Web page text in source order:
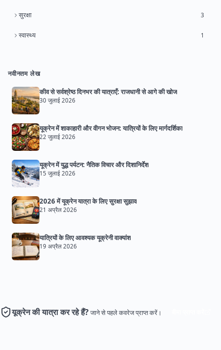
सुरक्षा 3
स्वास्थ्य 1
नवीनतम लेख
कीव से सर्वश्रेष्ठ दिनभर की यात्राएँ: राजधानी से आगे की खोज
30 जुलाई 2026
यूक्रेन में शाकाहारी और वीगन भोजन: यात्रियों के लिए मार्गदर्शिका
22 जुलाई 2026
यूक्रेन में युद्ध पर्यटन: नैतिक विचार और दिशानिर्देश
15 जुलाई 2026
2026 में यूक्रेन यात्रा के लिए सुरक्षा सुझाव
21 अप्रैल 2026
यात्रियों के लिए आवश्यक यूक्रेनी वाक्यांश
19 अप्रैल 2026
यूक्रेन की यात्रा कर रहे हैं?जाने से पहले कवरेज प्राप्त करें।